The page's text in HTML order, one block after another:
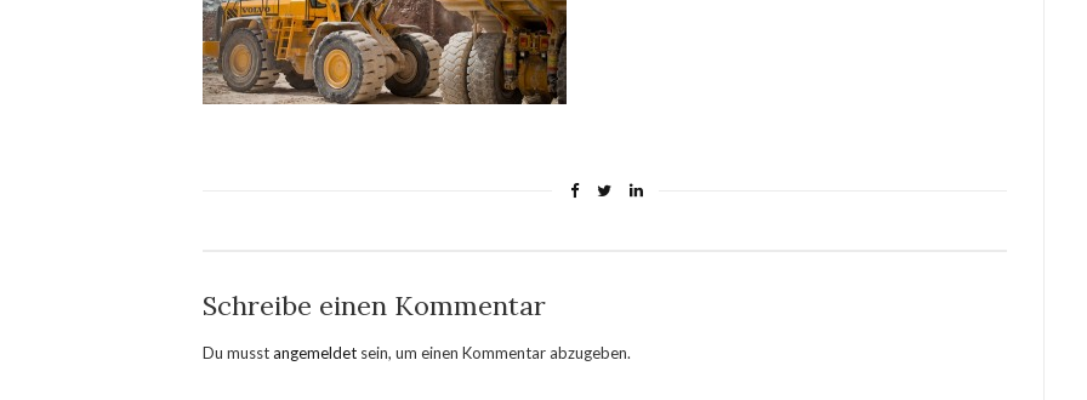
Schreibe einen Kommentar
Du musstangemeldet sein, um einen Kommentar abzugeben.